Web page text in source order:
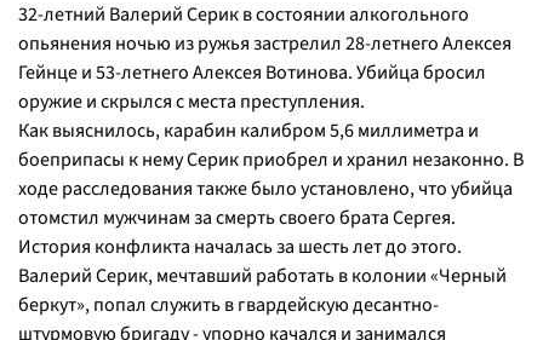
32-летний Валерий Серик в состоянии алкогольного
опьянения ночью из ружья застрелил 28-летнего Алексея
Гейнце и 53-летнего Алексея Вотинова. Убийца бросил
оружие и скрылся с места преступления.
Как выяснилось, карабин калибром 5,6 миллиметра и
боеприпасы к нему Серик приобрел и хранил незаконно. В
ходе расследования также было установлено, что убийца
отомстил мужчинам за смерть своего брата Сергея.
История конфликта началась за шесть лет до этого.
Валерий Серик, мечтавший работать в колонии «Черный
беркут», попал служить в гвардейскую десантно-
штурмовую бригаду - упорно качался и занимался